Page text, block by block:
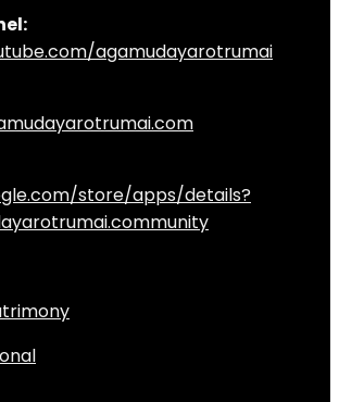
agamudayarotrumai
store/apps/details?